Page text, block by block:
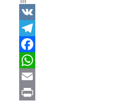
VK
Telegram
Facebook
WhatsApp
Email